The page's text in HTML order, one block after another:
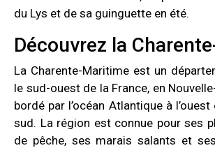
du Lys et de sa guinguette en été.
Découvrez la
La Charente-Maritime est un
le sud-ouest de la France, en
bordé par l’océan Atlantique à
sud. La région est connue pour ses
de pêche, ses marais salants et